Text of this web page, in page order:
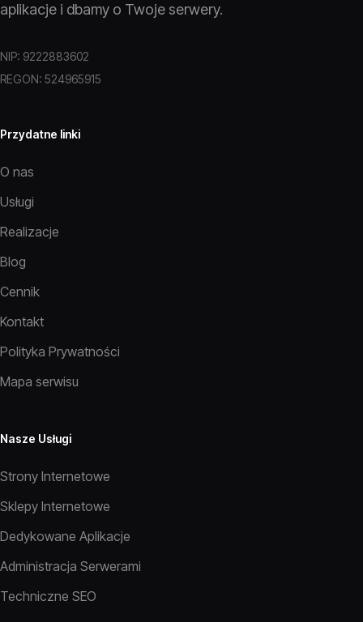
aplikacje i dbamy o Twoje serwery.
NIP: 9222883602
REGON: 524965915
Przydatne linki
O nas
Usługi
Realizacje
Blog
Cennik
Kontakt
Polityka Prywatności
Mapa serwisu
Nasze Usługi
Strony Internetowe
Sklepy Internetowe
Dedykowane Aplikacje
Administracja Serwerami
Techniczne SEO